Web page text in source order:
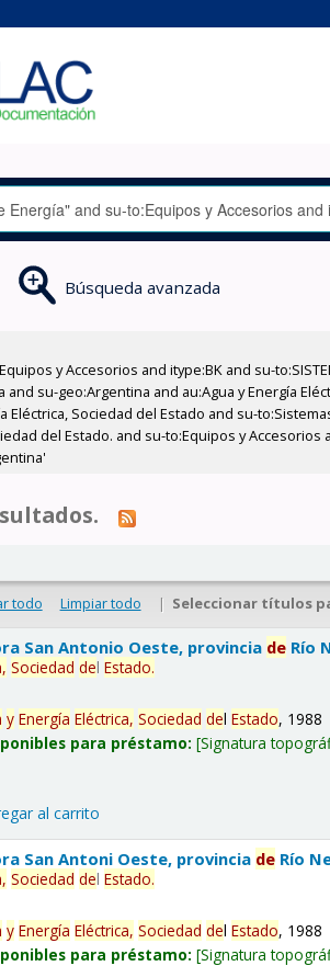
Búsqueda avanzada
y Accesorios and itype:BK and su-
su-geo:Argentina and au:Agua y Energía
Sociedad del Estado and su-
del Estado. and su-to:Equipos y
todo Limpiar todo | Seleccionar títulos
San Antonio Oeste, provincia de Río
Sociedad delEstado.
y Energía Eléctrica, Sociedad delEstado, 1988
para préstamo: Signatura
al carrito
San Antoni Oeste, provincia de Río
Sociedad delEstado.
y Energía Eléctrica, Sociedad delEstado, 1988
para préstamo: Signatura